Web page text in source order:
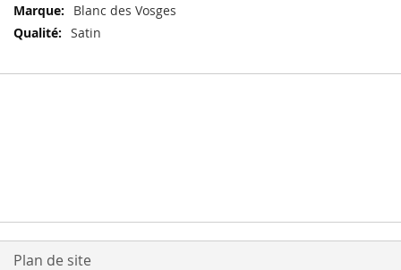
Blanc des Vosges
Satin
Plan de site